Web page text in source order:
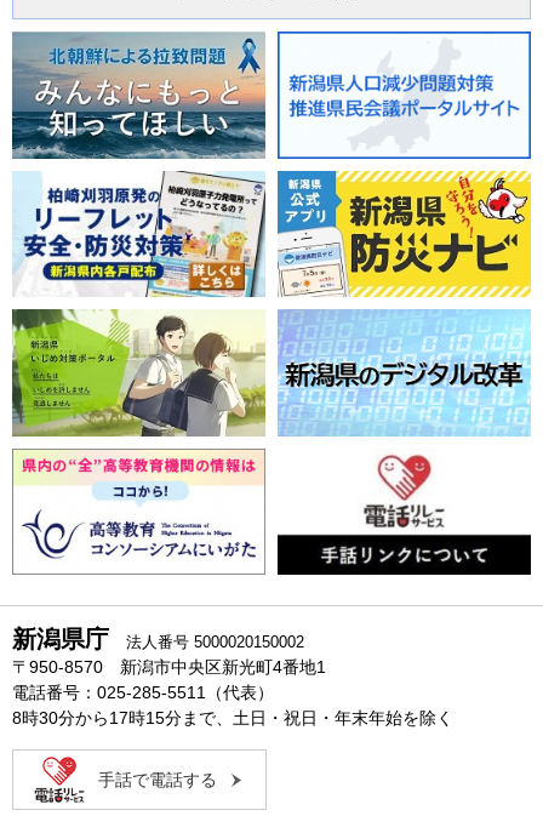
新潟県庁 法人番号 5000020150002
〒950-8570 新潟市中央区新光町4番地1
電話番号：025-285-5511（代表）
8時30分から17時15分まで、土日・祝日・年末年始を除く
手話で電話する